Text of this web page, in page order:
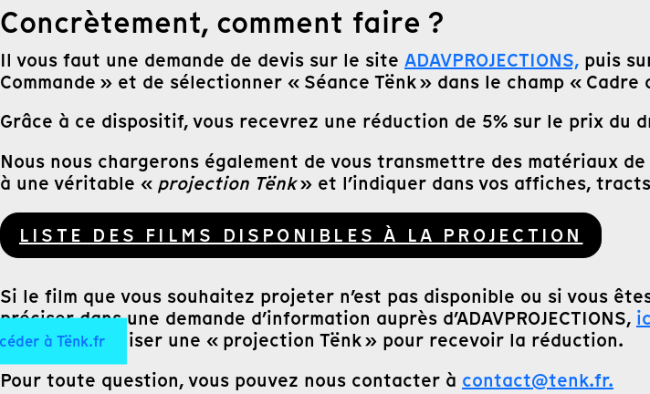
à Tënk.fr
Concrètement, comment faire ?
Il vous faut une demande de devis sur le site ADAVPROJECTIONS, puis
Commande » et de sélectionner « Séance Tënk » dans le champ «
Grâce à ce dispositif, vous recevrez une réduction de 5% sur le prix du
Nous nous chargerons également de vous transmettre des matériaux
à une véritable « projection Tënk» et l’indiquer dans vos affiches,
LISTE DES FILMS DISPONIBLES À LA PROJECTION
Si le film que vous souhaitez projeter n’est pas disponible ou si vous
préciser dans une demande d’information auprès d’ADAVPROJECTIONS,
c’est pour réaliser une « projection Tënk » pour recevoir la réduction.
Pour toute question, vous pouvez nous contacter à contact@tenk.fr.